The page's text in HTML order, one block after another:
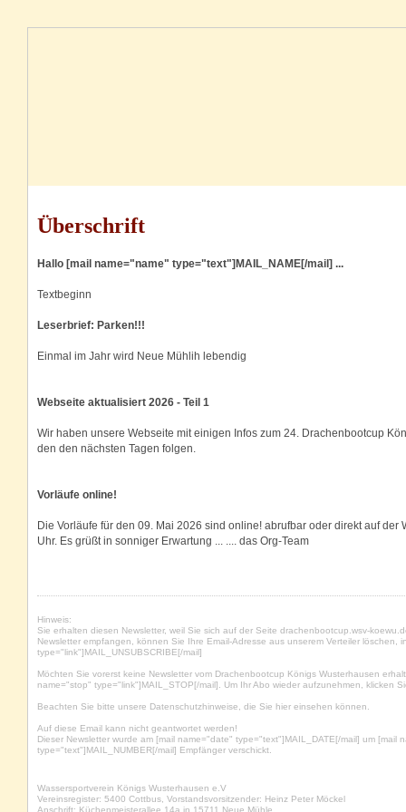
Überschrift
Hallo [mail name="name" type="text"]MAIL_NAME[/mail] ...
Textbeginn
Leserbrief: Parken!!!
Einmal im Jahr wird Neue Mühlih lebendig
Webseite aktualisiert 2026 - Teil 1
Wir haben unsere Webseite mit einigen Infos zum 24. Drachenbootcup
den den nächsten Tagen folgen.
Vorläufe online!
Die Vorläufe für den 09. Mai 2026 sind online! abrufbar oder direkt auf
Uhr. Es grüßt in sonniger Erwartung ... .... das Org-Team
Hinweis:
Sie erhalten diesen Newsletter, weil Sie sich auf der Seite drachenbootcup.wsv-
Newsletter empfangen, können Sie Ihre Email-Adresse aus unserem Verteiler
type="link"]MAIL_UNSUBSCRIBE[/mail]
Möchten Sie vorerst keine Newsletter vom Drachenbootcup Königs Wusterhausen
name="stop" type="link"]MAIL_STOP[/mail]. Um Ihr Abo wieder aufzunehmen, klicken
Beachten Sie bitte unsere Datenschutzhinweise , die Sie hier einsehen können.
Auf diese Email kann nicht geantwortet werden!
Dieser Newsletter wurde am [mail name="date" type="text"]MAIL_DATE[/mail] um
type="text"]MAIL_NUMBER[/mail] Empfänger verschickt.
Wassersportverein Königs Wusterhausen e.V
Vereinsregister: 5400 Cottbus, Vorstandsvorsitzender: Heinz Peter Möckel
Anschrift: Küchenmeisterallee 14a in 15711 Neue Mühle,